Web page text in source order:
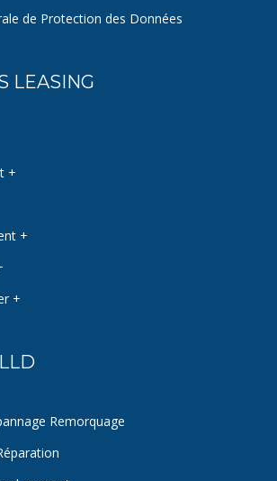
de Protection des Données
LEASING
+
+
+
Remorquage